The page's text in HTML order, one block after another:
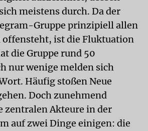
meistens durch. Da der
Gruppe prinzipiell allen
ist die Fluktuation
die Gruppe rund 50
nur wenige melden sich
Häufig stoßen Neue
Doch zunehmend
zentralen Akteure in der
auf zwei Dinge einigen: die